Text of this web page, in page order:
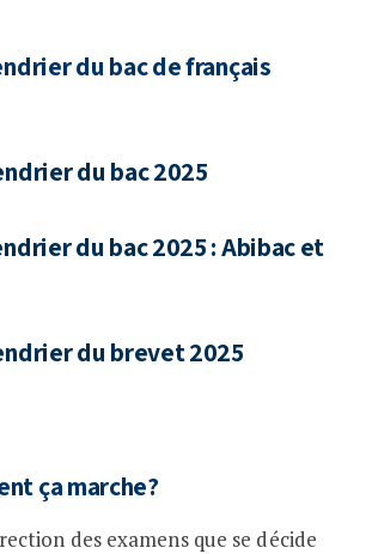
du bac de français
du bac 2025
du bac 2025 : Abibac et
du brevet 2025
ça marche?
des examens que se décide